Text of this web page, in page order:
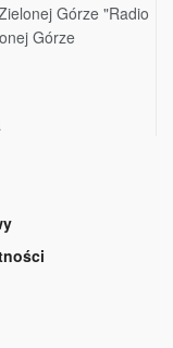
Górze "Radio
Górze